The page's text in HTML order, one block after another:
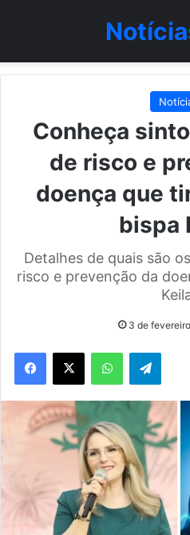
Conheça
de risco e
doença que
bispa
Detalhes de quais são
risco e prevenção da
3 de
WhatsApp